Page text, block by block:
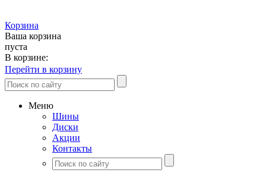
Корзина
Ваша корзина
пуста
В корзине:
Перейти в корзину
Меню
Шины
Диски
Акции
Контакты